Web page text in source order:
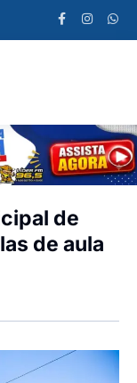
de
de aula